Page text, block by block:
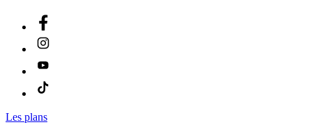
Les plans